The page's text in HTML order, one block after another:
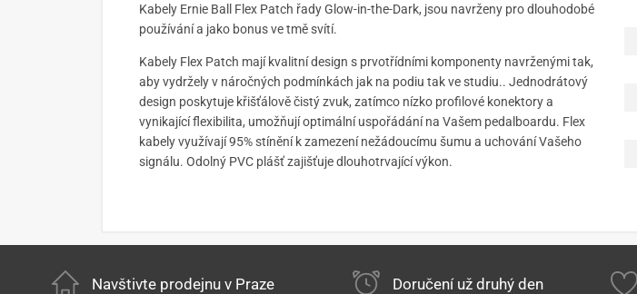
Kabely Ernie Ball Flex Patch řady Glow-in-the-Dark, jsou navrženy pro dlouhodobé
používání a jako bonus ve tmě svítí.
Kabely Flex Patch mají kvalitní design s prvotřídními komponenty navrženými tak,
aby vydržely v náročných podmínkách jak na podiu tak ve studiu.. Jednodrátový
design poskytuje křišťálově čistý zvuk, zatímco nízko profilové konektory a
vynikající flexibilita, umožňují optimální uspořádání na Vašem pedalboardu. Flex
kabely využívají 95% stínění k zamezení nežádoucímu šumu a uchování Vašeho
signálu. Odolný PVC plášť zajišťuje dlouhotrvající výkon.
Navštivte prodejnu v Praze Doručení už druhý den